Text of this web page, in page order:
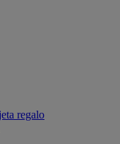
regalo